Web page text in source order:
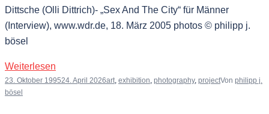
Dittsche (Olli Dittrich)- „Sex And The City“ für Männer
(Interview), www.wdr.de, 18. März 2005 photos © philipp j.
bösel
Weiterlesen
23. Oktober 199524. April 2026art, exhibition, photography, projectVon philipp j.
bösel